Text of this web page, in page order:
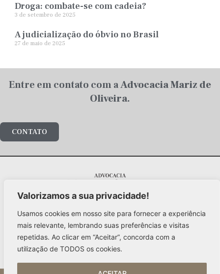
Valorizamos a sua privacidade!
Usamos cookies em nosso site para fornecer a experiência
mais relevante, lembrando suas preferências e visitas
repetidas. Ao clicar em “Aceitar”, concorda com a
utilização de TODOS os cookies.
Droga: combate-se com cadeia?
3 de setembro de 2025
A judicialização do óbvio no Brasil
27 de maio de 2025
Entre em contato com aAdvocacia Mariz de
Oliveira.
CONTATO
Al. Santos, 1978 – 5º andar
Jd. Paulista / São Paulo – 01418-102
mariz@advocaciamarizdeoliveira.com.br
+55 (11) 3141-4700